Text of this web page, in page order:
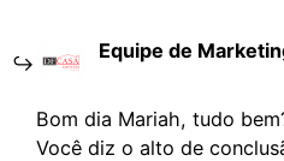
Equipe de
Bom dia Mariah, tudo
Você diz o alto de